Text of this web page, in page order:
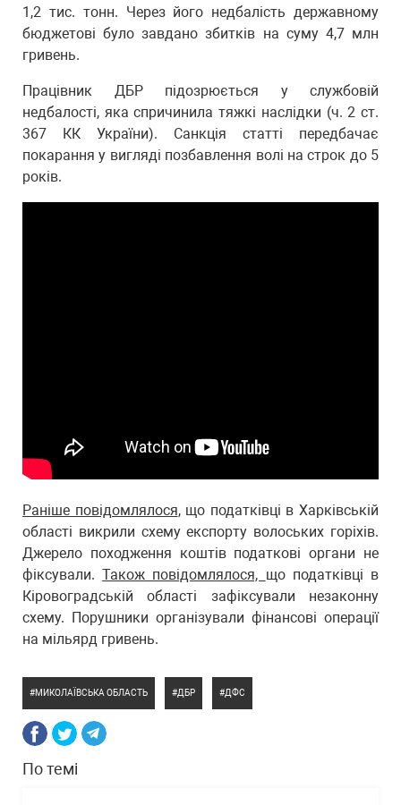
1,2 тис. тонн. Через його недбалість державному
бюджетові було завдано збитків на суму 4,7 млн
гривень.
Працівник ДБР підозрюється у службовій
недбалості, яка спричинила тяжкі наслідки (ч. 2 ст.
367 КК України). Санкція статті передбачає
покарання у вигляді позбавлення волі на строк до 5
років.
Раніше повідомлялося, що податківці в Харківській
області викрили схему експорту волоських горіхів.
Джерело походження коштів податкові органи не
фіксували.Також повідомлялося, що податківці в
Кіровоградській області зафіксували незаконну
схему. Порушники організували фінансові операції
на мільярд гривень.
МИКОЛАЇВСЬКА ОБЛАСТЬ ДБР ДФС
По темі